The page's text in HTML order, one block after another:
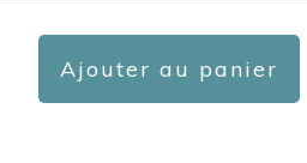
Ajouter au panier